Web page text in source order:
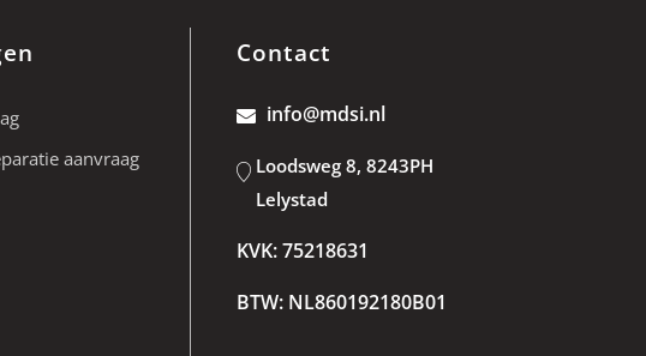
aanvraag
Contact
info@mdsi.nl
Loodsweg 8, 8243PH
Lelystad
KVK: 75218631
BTW: NL860192180B01